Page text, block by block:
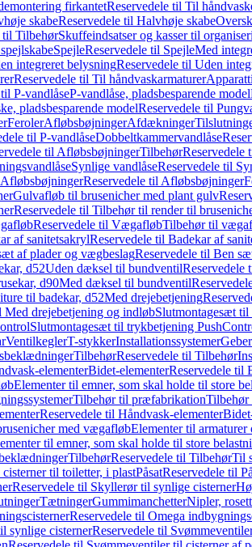
firkantetReservedele til Til
skabeReservedele til Halvhøje skabe
til TilbehørSkuffeindsatser og kasser til
SpejleReservedele til SpejleMed
integreret belysningReservedele til Uden
Reservedele til Til håndvaskarmaturer
P-vandlåseP-vandlåse, pladsbesparende model
pladsbesparende modelReservedele til
FerolerAfløbsbøjningerAfdækninger
til P-vandlåseDobbeltkammervandlåse
til AfløbsbøjningerTilbehørReservedele
Synlige vandlåseReservedele til
AfløbsbøjningerReservedele til Afløbsbøjninger
Gulvafløb til brusenicher med plant gulv
Reservedele til Tilbehør til render til
Reservedele til VægafløbTilbehør til
af sanitetsakrylReservedele til Badekar af
af plader og vægbeslagReservedele til Ben
d52Uden dæksel til bundventil
d90Med dæksel til bundventil
til badekar, d52Med drejebetjening
Med drejebetjening og indløbSlutmontagesæt
Slutmontagesæt til trykbetjening
VentilkeglerT-stykkerInstallationssystemer
TilbehørReservedele til Tilbehør
elementerBidet-elementerReservedele til
Elementer til emner, som skal holde til store
Tilbehør til præfabrikation
Reservedele til Håndvask-elementer
med vægafløbElementer til armaturer
til emner, som skal holde til store
TilbehørReservedele til TilbehørTil
til toiletter, i plastPåsatReservedele til
Reservedele til Skyllerør til synlige cisterner
TætningerGummimanchetterNipler,
Reservedele til Omega
synlige cisternerReservedele til